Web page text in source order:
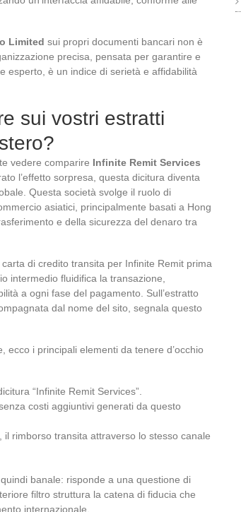
Limited sui propri documenti bancari non è
precisa, pensata per garantire e
esperto, è un indice di serietà e affidabilità
sui vostri estratti
vedere comparire Infinite Remit Services
l’effetto sorpresa, questa dicitura diventa
Questa società svolge il ruolo di
asiatici, principalmente basati a Hong
e della sicurezza del denaro tra
di credito transita per Infinite Remit prima
intermedio fluidifica la transazione,
a ogni fase del pagamento. Sull’estratto
dal nome del sito, segnala questo
ecco i principali elementi da tenere d’occhio
“Infinite Remit Services”.
costi aggiuntivi generati da questo
rimborso transita attraverso lo stesso canale
banale: risponde a una questione di
filtro struttura la catena di fiducia che
internazionale.